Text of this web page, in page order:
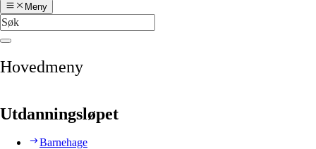
Meny
Hovedmeny
Utdanningsløpet
Barnehage